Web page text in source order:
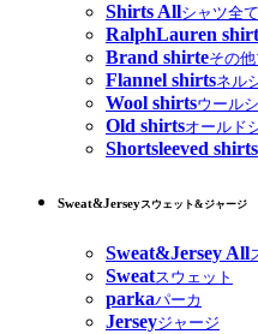
Shirts Allシャツ全て
RalphLauren
Brand shirteその
Flannel shirtsネル
Wool shirtsウール
Old shirtsオールド
Shortsleeved shirts
Sweat&Jerseyスウェット&ジャージ
Sweat&Jersey All
Sweatスウェット
parkaパーカ
Jerseyジャージ